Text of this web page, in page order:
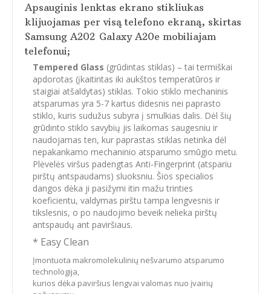
Apsauginis lenktas ekrano stikliukas
klijuojamas per visą telefono ekraną, skirtas
Samsung A202 GalaxyA20e mobiliajam
telefonui;
Tempered Glass (grūdintas stiklas) – tai termiškai
apdorotas (įkaitintas iki aukštos temperatūros ir
staigiai atšaldytas) stiklas. Tokio stiklo mechaninis
atsparumas yra 5-7 kartus didesnis nei paprasto
stiklo, kuris sudužus subyra į smulkias dalis. Dėl šių
grūdinto stiklo savybių jis laikomas saugesniu ir
naudojamas ten, kur paprastas stiklas netinka dėl
nepakankamo mechaninio atsparumo smūgio metu.
Plėvelės viršus padengtas Anti-Fingerprint (atspariu
pirštų antspaudams) sluoksniu. Šios specialios
dangos dėka ji pasižymi itin mažu trinties
koeficientu, valdymas pirštu tampa lengvesnis ir
tikslesnis, o po naudojimo beveik nelieka pirštų
antspaudų ant paviršiaus.
* Easy Clean
Įmontuota makromolekulinių nešvarumo atsparumo
technologija,
kurios dėka paviršius lengvai valomas nuo įvairių